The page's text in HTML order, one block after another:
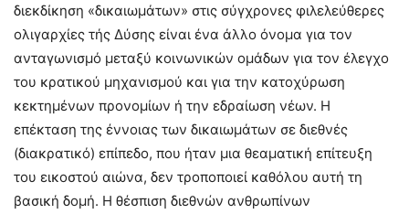
διεκδίκηση «δικαιωμάτων» στις σύγχρονες φιλελεύθερες
ολιγαρχίες τής Δύσης είναι ένα άλλο όνομα για τον
ανταγωνισμό μεταξύ κοινωνικών ομάδων για τον έλεγχο
του κρατικού μηχανισμού και για την κατοχύρωση
κεκτημένων προνομίων ή την εδραίωση νέων. Η
επέκταση της έννοιας των δικαιωμάτων σε διεθνές
(διακρατικό) επίπεδο, που ήταν μια θεαματική επίτευξη
του εικοστού αιώνα, δεν τροποποιεί καθόλου αυτή τη
βασική δομή. Η θέσπιση διεθνών ανθρωπίνων